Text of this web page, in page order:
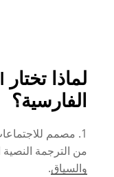
الفارسية؟
1. مصمم
من الترجمة
والسياق.